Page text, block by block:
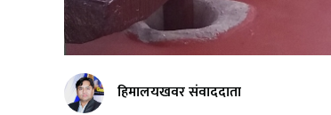
हिमालयखवर संवाददाता